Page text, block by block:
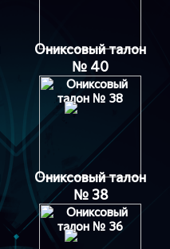
Ониксовый талон
№ 40
Ониксовый талон
№ 38